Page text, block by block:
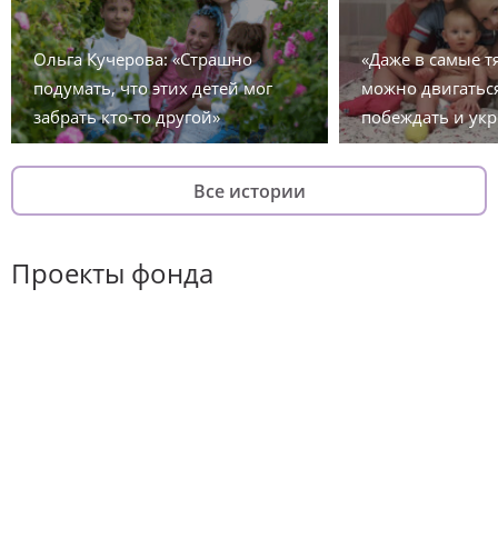
Ольга Кучерова: «Страшно
подумать, что этих детей мог
забрать кто-то другой»
«Даже в самые
можно
побеждать и
Все истории
Проекты фонда